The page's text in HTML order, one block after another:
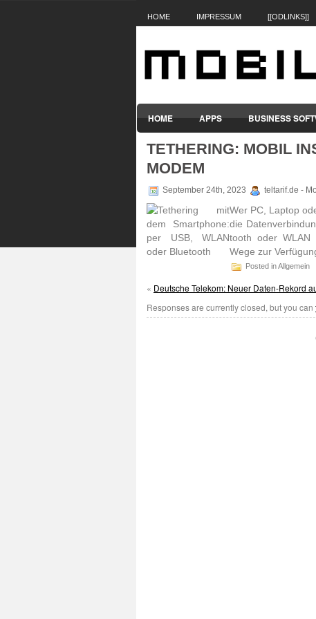
HOME IMPRESSUM [[ODLINKS]]
HOME APPS BUSINESS
SMARTPHONES & HANDYS
TETHERING: MOBIL
MODEM
September 24th, 2023 teltarif.de -
Wer PC, Laptop
die
tooth oder WLAN
Wege zur
Posted in Allgemein
« Deutsche Telekom: Neuer Daten-Rekord
Responses are currently closed, but you can